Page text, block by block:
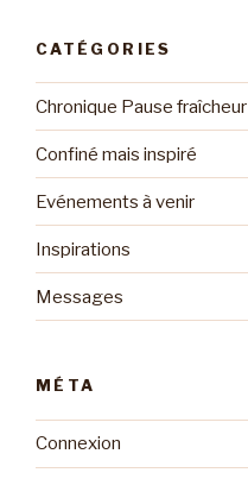
CATÉGORIES
Chronique Pause fraîcheur
Confiné mais inspiré
Evénements à venir
Inspirations
Messages
MÉTA
Connexion